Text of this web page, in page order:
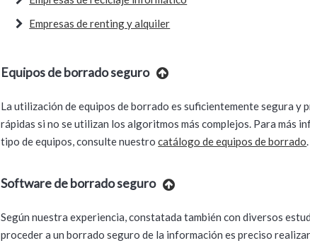
Empresas de renting y alquiler
Equipos de borrado seguro
La utilización de equipos de borrado es suficientemente segura y
rápidas si no se utilizan los algoritmos más complejos. Para más
tipo de equipos, consulte nuestrocatálogo de equipos de borrado.
Software de borrado seguro
Según nuestra experiencia, constatada también con diversos
proceder a un borrado seguro de la información es preciso